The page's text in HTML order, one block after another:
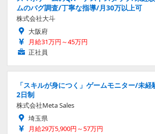
ムのバグ調査/丁寧な指導/月30万以上可
株式会社大斗
大阪府
月給31万円～45万円
正社員
「スキルが身につく」ゲームモニター/未
2日制
株式会社Meta Sales
埼玉県
月給29万5,900円～57万円